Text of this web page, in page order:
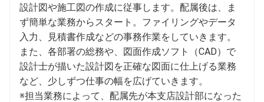
設計図や施工図の作成に従事します。配属後は、ま
ず簡単な業務からスタート。ファイリングやデータ
入力、見積書作成などの事務作業をしていきます。
また、各部署の総務や、図面作成ソフト（CAD）で
設計士が描いた設計図を正確な図面に仕上げる業務
など、少しずつ仕事の幅を広げていきます。
※担当業務によって、配属先が本支店設計部になった